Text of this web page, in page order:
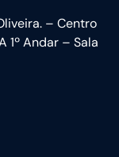
– Centro
1º Andar – Sala